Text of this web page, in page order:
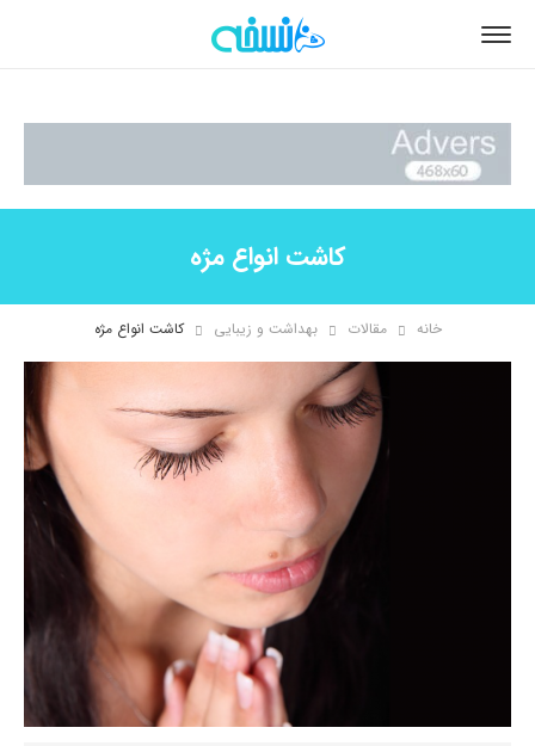
کاشت انواع مژه
خانه مقالات بهداشت و زیبایی کاشت انواع مژه